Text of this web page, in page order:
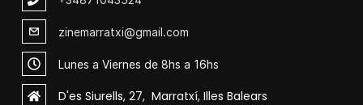
zinemarratxi@gmail.com
Lunes a Viernes de 8hs a 16hs
D'es Siurells, 27, Marratxí, Illes Balears